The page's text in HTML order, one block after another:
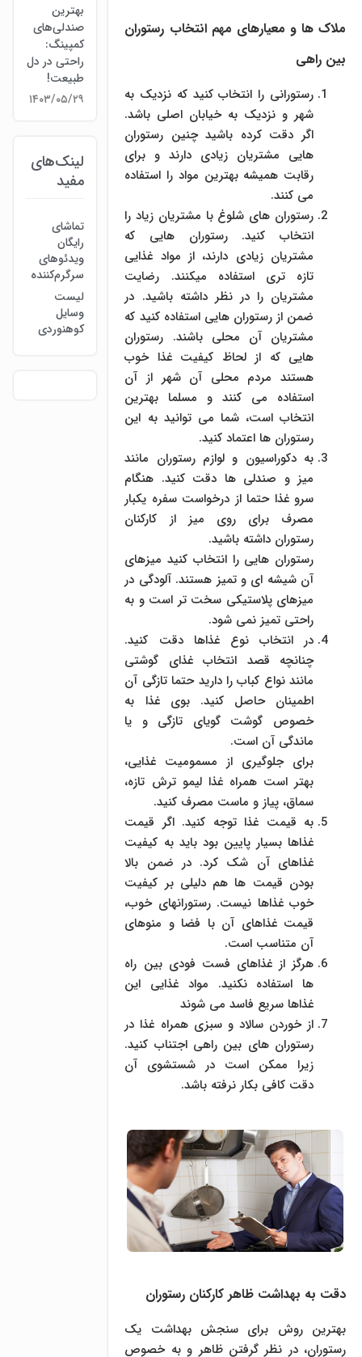
ملاک ها و معیارهای مهم انتخاب رستوران
بین راهی
رستورانی را انتخاب کنید که نزدیک به
شهر و نزدیک به خیابان اصلی باشد.
اگر دقت کرده باشید چنین رستوران
هایی مشتریان زیادی دارند و برای
رقابت همیشه بهترین مواد را استفاده
می کنند.
رستوران های شلوغ با مشتریان زیاد را
انتخاب کنید. رستوران هایی که
مشتریان زیادی دارند، از مواد غذایی
تازه تری استفاده میکنند. رضایت
مشتریان را در نظر داشته باشید. در
ضمن از رستوران هایی استفاده کنید که
مشتریان آن محلی باشند. رستوران
هایی که از لحاظ کیفیت غذا خوب
هستند مردم محلی آن شهر از آن
استفاده می کنند و مسلما بهترین
انتخاب است، شما می توانید به این
رستوران ها اعتماد کنید.
به دکوراسیون و لوازم رستوران مانند
میز و صندلی ها دقت کنید. هنگام
سرو غذا حتما از درخواست سفره یکبار
مصرف برای روی میز از کارکنان
رستوران داشته باشید.
رستوران هایی را انتخاب کنید میزهای
آن شیشه ای و تمیز هستند. آلودگی در
میزهای پلاستیکی سخت تر است و به
راحتی تمیز نمی شود.
در انتخاب نوع غذاها دقت کنید.
چنانچه قصد انتخاب غذای گوشتی
مانند نواع کباب را دارید حتما تازگی آن
اطمینان حاصل کنید. بوی غذا به
خصوص گوشت گویای تازگی و یا
ماندگی آن است.
برای جلوگیری از مسمومیت غذایی،
بهتر است همراه غذا لیمو ترش تازه،
سماق، پیاز و ماست مصرف کنید.
به قیمت غذا توجه کنید. اگر قیمت
غذاها بسیار پایین بود باید به کیفیت
غذاهای آن شک کرد. در ضمن بالا
بودن قیمت ها هم دلیلی بر کیفیت
خوب غذاها نیست. رستورانهای خوب،
قیمت غذاهای آن با فضا و منوهای
آن متناسب است.
هرگز از غذاهای فست فودی بین راه
ها استفاده نکنید. مواد غذایی این
غذاها سریع فاسد می شوند
از خوردن سالاد و سبزی همراه غذا در
رستوران های بین راهی اجتناب کنید.
زیرا ممکن است در شستشوی آن
دقت کافی بکار نرفته باشد.
دقت به بهداشت ظاهر کارکنان رستوران
بهترین روش برای سنجش بهداشت یک
رستوران، در نظر گرفتن ظاهر و به خصوص
بهترین
صندلی‌های
کمپینگ:
راحتی در دل
طبیعت!
۱۴۰۳/۰۵/۲۹
لینک‌های
مفید
تماشای
رایگان
ویدئوهای
سرگرم‌کننده
لیست
وسایل
کوهنوردی